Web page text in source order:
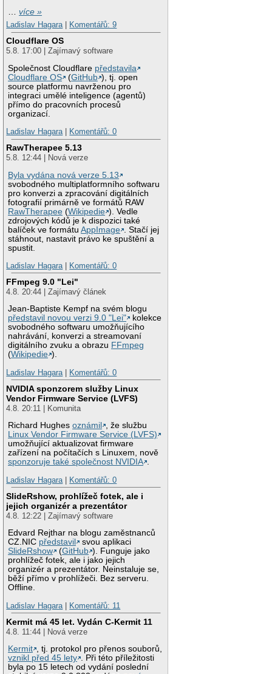
…více »
Ladislav Hagara| Komentářů: 9
Cloudflare OS
5.8. 17:00 | Zajímavý software
Společnost Cloudflare představila
Cloudflare OS
(GitHub ), tj. open
source platformu navrženou pro
integraci umělé inteligence (agentů)
přímo do pracovních procesů
organizací.
Ladislav Hagara| Komentářů: 0
RawTherapee 5.13
5.8. 12:44 | Nová verze
Byla vydána nová verze 5.13
svobodného multiplatformního softwaru
pro konverzi a zpracování digitálních
fotografií primárně ve formátů RAW
RawTherapee (Wikipedie ). Vedle
zdrojových kódů je k dispozici také
balíček ve formátuAppImage
. Stačí jej
stáhnout, nastavit právo ke spuštění a
spustit.
Ladislav Hagara| Komentářů: 0
FFmpeg 9.0 "Lei"
4.8. 20:44 | Zajímavý článek
Jean-Baptiste Kempf na svém blogu
představil novou verzi 9.0 "Lei"
kolekce
svobodného softwaru umožňujícího
nahrávání, konverzi a streamovaní
digitálního zvuku a obrazu FFmpeg
(Wikipedie ).
Ladislav Hagara| Komentářů: 0
NVIDIA sponzorem služby Linux
Vendor Firmware Service (LVFS)
4.8. 20:11 | Komunita
Richard Hughesoznámil
, že službu
Linux Vendor Firmware Service (LVFS)
umožňující aktualizovat firmware
zařízení na počítačích s Linuxem, nově
sponzoruje také společnost NVIDIA .
Ladislav Hagara| Komentářů: 0
SlideRshow, prohlížeč fotek, ale i
jejich organizér a prezentátor
4.8. 12:22 | Zajímavý software
Edvard Rejthar na blogu zaměstnanců
CZ.NIC představil
svou aplikaci
SlideRshow
(GitHub ). Funguje jako
prohlížeč fotek, ale i jako jejich
organizér a prezentátor. Neinstaluje se,
běží přímo v prohlížeči. Bez serveru.
Offline.
Ladislav Hagara| Komentářů: 11
Kermit má 45 let. Vydán C-Kermit 11
4.8. 11:44 | Nová verze
Kermit , tj. protokol pro přenos souborů,
vznikl před 45 lety . Při této příležitosti
byla po 15 letech od vydání poslední